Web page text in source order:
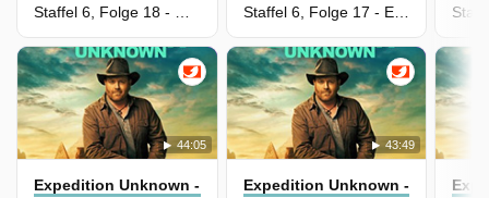
Staffel 6, Folge 18 - Das Geheimnis der ägyptischen Grabkammer
Staffel 6, Folge 17 - Expedition in den Tod (2)
44:05
Expedition Unknown - Mythen Auf Der Spur
43:49
Expedition Unknown - Mythen